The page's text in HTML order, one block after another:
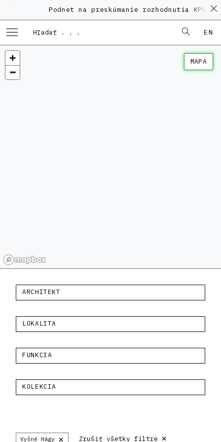
Podnet na preskúmanie rozhodnutia KPÚ
EN
MAPA
ARCHITEKT
LOKALITA
FUNKCIA
KOLEKCIA
Vyšné Hágy × Zrušiť všetky filtre ×